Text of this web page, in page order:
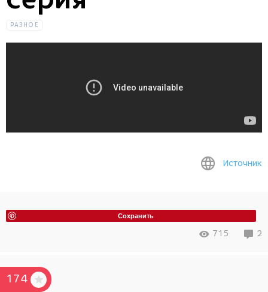
РАЗНОЕ
Источник
Сохранить
715 2
174